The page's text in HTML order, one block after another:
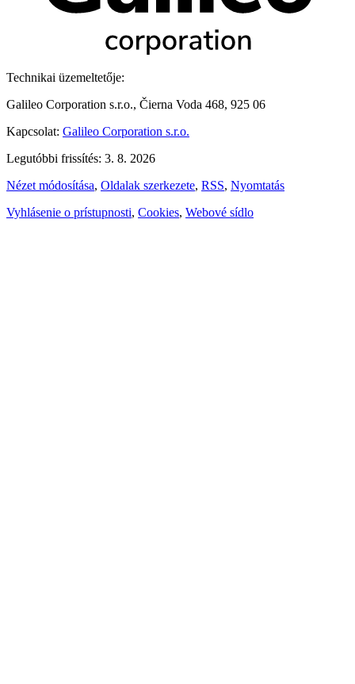
Technikai üzemeltetője:
Galileo Corporation s.r.o., Čierna Voda 468, 925 06
Kapcsolat: Galileo Corporation s.r.o.
Legutóbbi frissítés: 3. 8. 2026
Nézet módosítása, Oldalak szerkezete, RSS, Nyomtatás
Vyhlásenie o prístupnosti, Cookies, Webové sídlo